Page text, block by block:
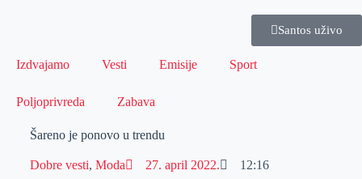
Santos uživo
Izdvajamo Vesti Emisije Sport
Poljoprivreda Zabava
Šareno je ponovo u trendu
Dobre vesti, Moda 27. april 2022. 12:16